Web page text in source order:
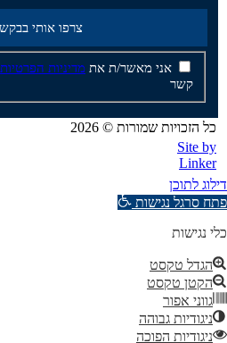
אני מאשר/ת את מדיניות הפרטיות
קשר
כל הזכויות שמורות © 2026
Site by
Linker
דילוג לתוכן
פתח סרגל נגישות
כלי נגישות
הגדל טקסט
הקטן טקסט
גווני אפור
ניגודיות גבוהה
ניגודיות הפוכה